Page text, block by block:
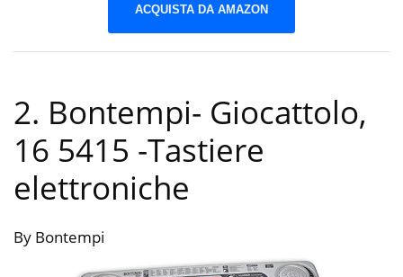
ACQUISTA DA AMAZON
2. Bontempi- Giocattolo,
16 5415 -Tastiere
elettroniche
By Bontempi